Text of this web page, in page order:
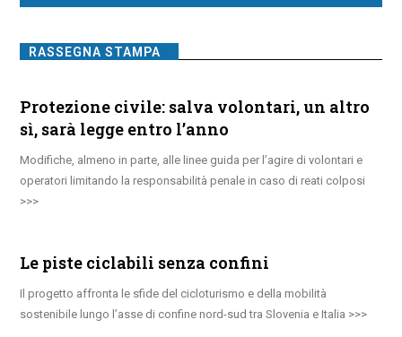
RASSEGNA STAMPA
Protezione civile: salva volontari, un altro
sì, sarà legge entro l’anno
Modifiche, almeno in parte, alle linee guida per l’agire di volontari e
operatori limitando la responsabilità penale in caso di reati colposi
Le piste ciclabili senza confini
Il progetto affronta le sfide del cicloturismo e della mobilità
sostenibile lungo l’asse di confine nord-sud tra Slovenia e Italia